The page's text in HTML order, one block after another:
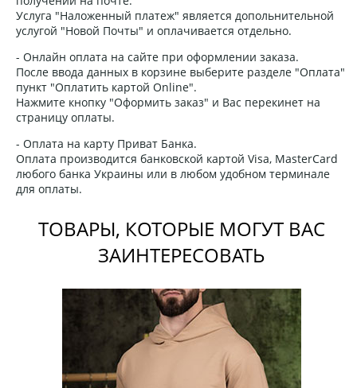
Услуга "Наложенный платеж" является допольнительной
услугой "Новой Почты" и оплачивается отдельно.
- Онлайн оплата на сайте при оформлении заказа.
После ввода данных в корзине выберите разделе "Оплата"
пункт "Оплатить картой Online".
Нажмите кнопку "Оформить заказ" и Вас перекинет на
страницу оплаты.
- Оплата на карту Приват Банка.
Оплата производится банковской картой Visa, MasterCard
любого банка Украины или в любом удобном терминале
для оплаты.
ТОВАРЫ, КОТОРЫЕ МОГУТ ВАС
ЗАИНТЕРЕСОВАТЬ